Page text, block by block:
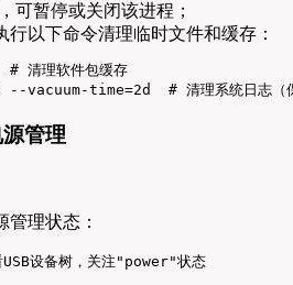
可暂停或关闭该进程；
行以下命令清理临时文件和缓存：
清理软件包缓存
time=2d  # 清理系统日志（
管理
管理状态：
设备树，关注"power"状态